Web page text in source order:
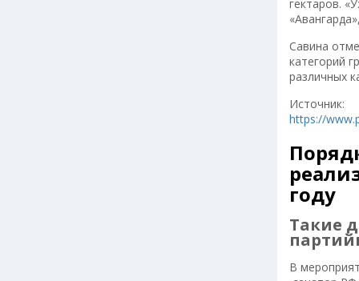
гектаров.
Савина
категорий
различных
Источник:
https://
году
Такие
В